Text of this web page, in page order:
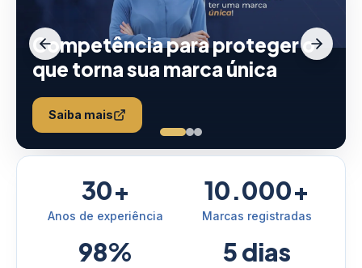
Competência para proteger o
que torna sua marca única
Saiba mais
30+
Anos de experiência
10.000+
Marcas registradas
98% 5 dias